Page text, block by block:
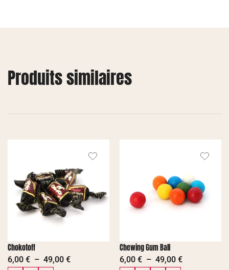
Produits similaires
Chokotoff
6,00 € – 49,00 €
Chewing Gum Ball
6,00 € – 49,00 €